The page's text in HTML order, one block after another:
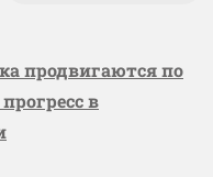
продвигаются по
в